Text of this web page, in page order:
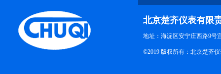
北京楚齐仪表有限
地址：海淀区安宁庄西路9号
©2019 版权所有：北京楚齐